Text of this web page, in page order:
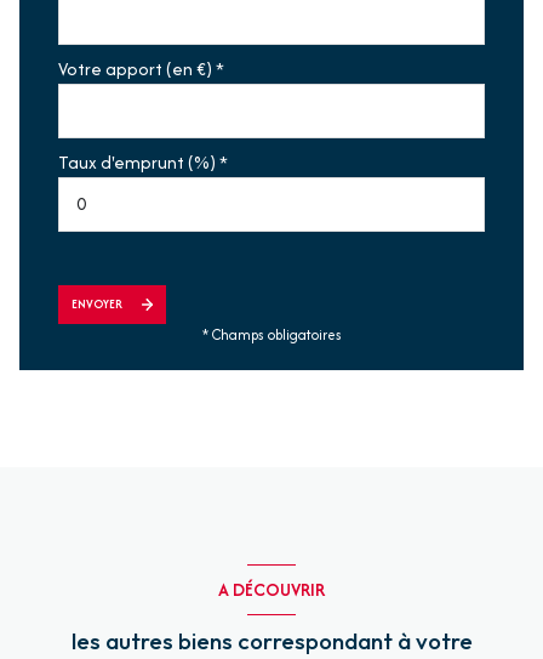
Votre apport (en €) *
Taux d'emprunt (%) *
ENVOYER
* Champs obligatoires
A DÉCOUVRIR
les autres biens correspondant à votre